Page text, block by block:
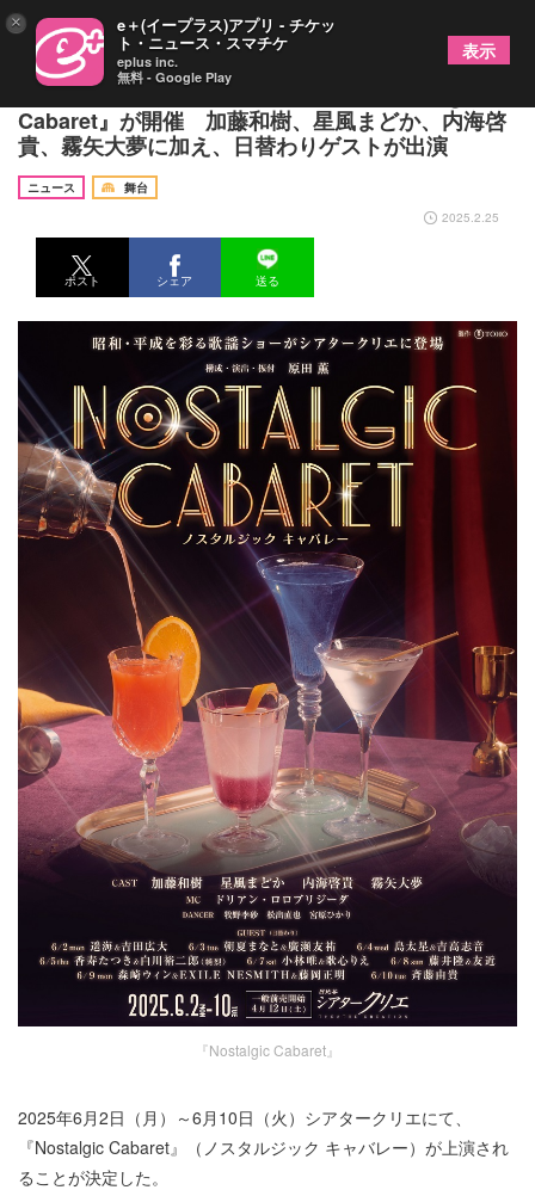
昭和・平成を彩る懐メロコンサート『Nostalgic
Cabaret』が開催 加藤和樹、星風まどか、内海啓
貴、霧矢大夢に加え、日替わりゲストが出演
ニュース
舞台
2025.2.25
ポスト シェア 送る
『Nostalgic Cabaret』
2025年6月2日（月）～6月10日（火）シアタークリエにて、
『Nostalgic Cabaret』（ノスタルジック キャバレー）が上演され
ることが決定した。
× e＋(イープラス)アプリ - チケッ
ト・ニュース・スマチケ
eplus inc.
無料 - Google Play
表示